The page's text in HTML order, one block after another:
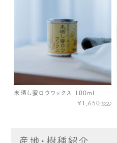
未晒し蜜ロウワックス 100ml
¥1,650 (税込)